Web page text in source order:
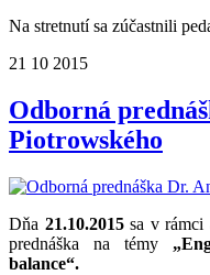
Na stretnutí sa zúčastnili
21 10 2015
Odborná
Piotrowského
Dňa 21.10.2015sa v rámci
prednáška na témy
balance“.